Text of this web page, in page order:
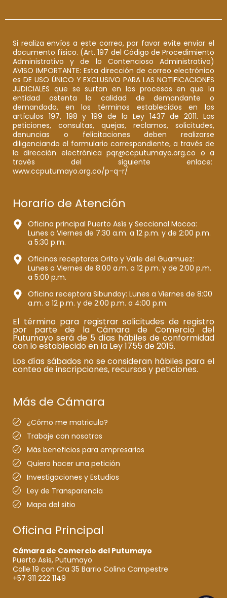
Si realiza envíos a este correo, por favor evite enviar el
documento físico. (Art. 197 del Código de Procedimiento
Administrativo y de lo Contencioso Administrativo)
AVISO IMPORTANTE: Esta dirección de correo electrónico
es DE USO ÚNICO Y EXCLUSIVO PARA LAS NOTIFICACIONES
JUDICIALES que se surtan en los procesos en que la
entidad ostenta la calidad de demandante o
demandada, en los términos establecidos en los
artículos 197, 198 y 199 de la Ley 1437 de 2011. Las
peticiones, consultas, quejas, reclamos, solicitudes,
denuncias o felicitaciones deben realizarse
diligenciando el formulario correspondiente, a través de
la dirección electrónica pqr@ccputumayo.org.co o a
través del siguiente enlace:
www.ccputumayo.org.co/p-q-r/
Horario de Atención
Oficina principal Puerto Asís y Seccional Mocoa:
Lunes a Viernes de 7:30 a.m. a 12 p.m. y de 2:00 p.m.
a 5:30 p.m.
Oficinas receptoras Orito y Valle del Guamuez:
Lunes a Viernes de 8:00 a.m. a 12 p.m. y de 2:00 p.m.
a 5:00 p.m.
Oficina receptora Sibundoy: Lunes a Viernes de 8:00
a.m. a 12 p.m. y de 2:00 p.m. a 4:00 p.m.
El término para registrar solicitudes de registro
por parte de la Cámara de Comercio del
Putumayo será de 5 días hábiles de conformidad
con lo establecido en la Ley 1755 de 2015.
Los días sábados no se consideran hábiles para el
conteo de inscripciones, recursos y peticiones.
Más de Cámara
¿Cómo me matriculo?
Trabaje con nosotros
Más beneficios para empresarios
Quiero hacer una petición
Investigaciones y Estudios
Ley de Transparencia
Mapa del sitio
Oficina Principal
Cámara de Comercio del Putumayo
Puerto Asís, Putumayo
Calle 19 con Cra 35 Barrio Colina Campestre
+57 311 222 1149